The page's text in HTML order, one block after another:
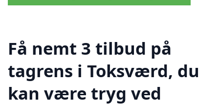
Få nemt 3 tilbud på
tagrens i Toksværd, du
kan være tryg ved